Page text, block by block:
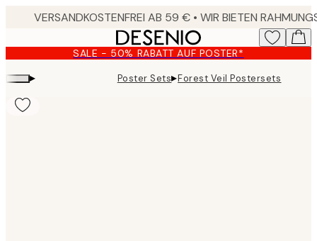
content.
SALE - 50% RABATT AUF POSTER*
▸ Poster Sets▸Forest Veil Postersets